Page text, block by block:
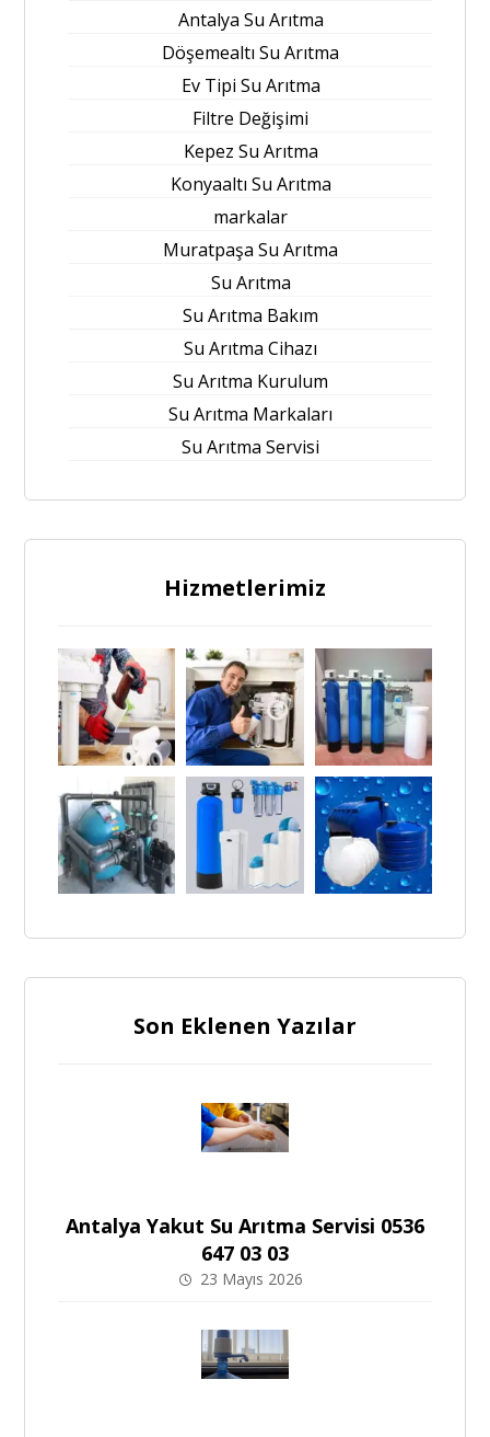
Antalya Su Arıtma
Döşemealtı Su Arıtma
Ev Tipi Su Arıtma
Filtre Değişimi
Kepez Su Arıtma
Konyaaltı Su Arıtma
markalar
Muratpaşa Su Arıtma
Su Arıtma
Su Arıtma Bakım
Su Arıtma Cihazı
Su Arıtma Kurulum
Su Arıtma Markaları
Su Arıtma Servisi
Hizmetlerimiz
Son Eklenen Yazılar
Antalya Yakut Su Arıtma Servisi 0536
647 03 03
23 Mayıs 2026